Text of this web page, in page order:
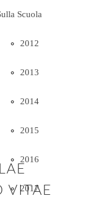
Scuola
2012
2013
2014
2015
2016
2017
VITAE